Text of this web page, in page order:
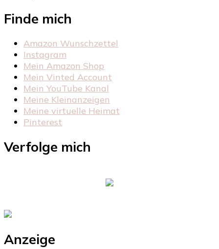
Finde mich
Amazon Wunschzettel
Instagram
Mein Amazon Shop
Mein Vinted Account
Mein YouTube Kanal
Meine Kleinanzeigen
Meine virtuelle Heimat
Pinterest
Verfolge mich
Anzeige